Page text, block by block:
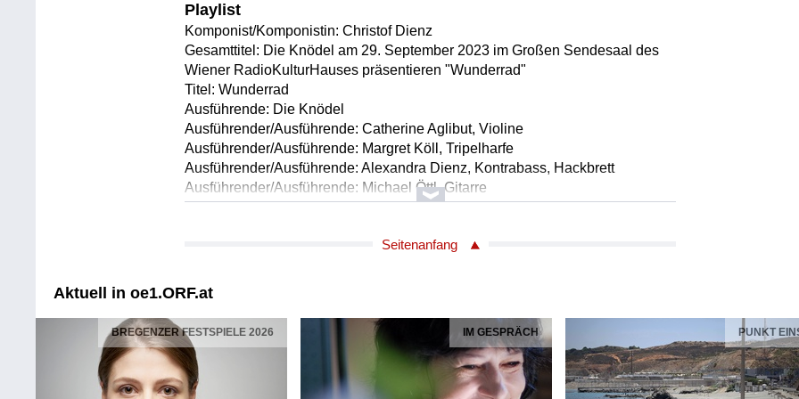
Playlist
Komponist/Komponistin: Christof Dienz
Gesamttitel: Die Knödel am 29. September 2023 im Großen Sendesaal des
Wiener RadioKulturHauses präsentieren "Wunderrad"
Titel: Wunderrad
Ausführende: Die Knödel
Ausführender/Ausführende: Catherine Aglibut, Violine
Ausführender/Ausführende: Margret Köll, Tripelharfe
Ausführender/Ausführende: Alexandra Dienz, Kontrabass, Hackbrett
Ausführender/Ausführende: Michael Öttl, Gitarre
Ausführender/Ausführende: Walter Seebacher, Klarinette, Hackbrett
Glockenspiel, Drum-Set, Shaker, Woodblocks
Länge: 03:17 min
Label: manus
Komponist/Komponistin: Christof Dienz
Seitenanfang
Aktuell in oe1.ORF.at
BREGENZER FESTSPIELE 2026 IM GESPRÄCH PUNKT